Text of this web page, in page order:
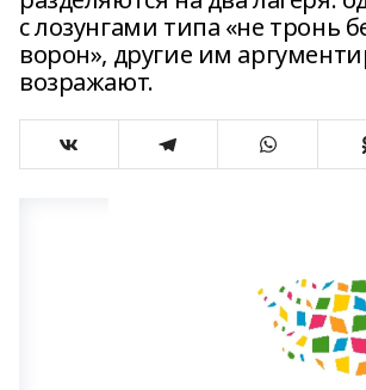
с лозунгами типа «не тронь
ворон», другие им
возражают.